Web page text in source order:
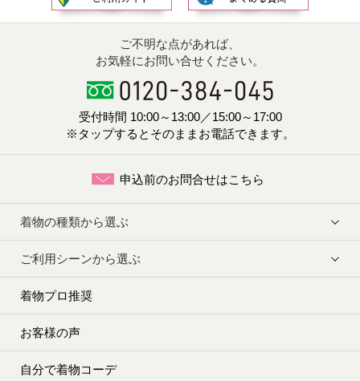
ご不明な点があれば、
お気軽にお問い合せください。
受付時間 10:00～13:00／15:00～17:00
※タップするとそのままお電話できます。
申込前のお問合せはこちら
着物の種類から選ぶ
ご利用シーンから選ぶ
着物プロ推奨
お客様の声
自分で着物コーデ